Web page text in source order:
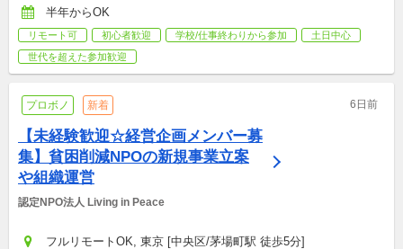
半年からOK
リモート可 初心者歓迎 学校/仕事終わりから参加
土日中心
世代を超えた参加歓迎
プロボノ 新着 6日前
【未経験歓迎☆経営企画メンバー募
集】貧困削減NPOの新規事業立案
や組織運営
認定NPO法人 Living in Peace
フルリモートOK, 東京 [中央区/茅場町駅 徒歩5分]